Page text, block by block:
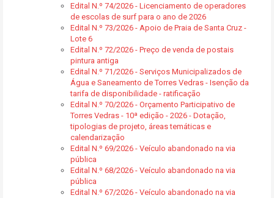
Edital N.º 74/2026 - Licenciamento de operadores
de escolas de surf para o ano de 2026
Edital N.º 73/2026 - Apoio de Praia de Santa Cruz -
Lote 6
Edital N.º 72/2026 - Preço de venda de postais
pintura antiga
Edital N.º 71/2026 - Serviços Municipalizados de
Água e Saneamento de Torres Vedras - Isenção da
tarifa de disponibilidade - ratificação
Edital N.º 70/2026 - Orçamento Participativo de
Torres Vedras - 10ª edição - 2026 - Dotação,
tipologias de projeto, áreas temáticas e
calendarização
Edital N.º 69/2026 - Veículo abandonado na via
pública
Edital N.º 68/2026 - Veículo abandonado na via
pública
Edital N.º 67/2026 - Veículo abandonado na via